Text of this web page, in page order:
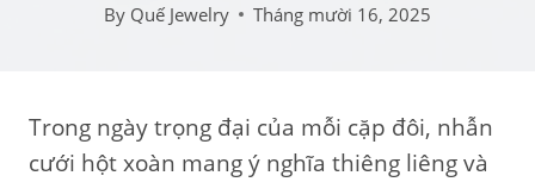
By Quế Jewelry Tháng mười 16, 2025
Trong ngày trọng đại của mỗi cặp đôi, nhẫn
cưới hột xoàn mang ý nghĩa thiêng liêng và